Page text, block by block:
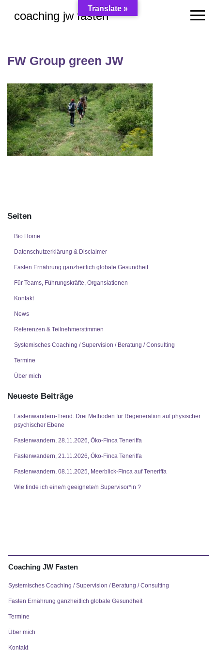
coaching jw fasten
FW Group green JW
Seiten
Bio Home
Datenschutzerklärung & Disclaimer
Fasten Ernährung ganzheitlich globale Gesundheit
Für Teams, Führungskräfte, Organsiationen
Kontakt
News
Referenzen & Teilnehmerstimmen
Systemisches Coaching / Supervision / Beratung / Consulting
Termine
Über mich
Neueste Beiträge
Fastenwandern-Trend: Drei Methoden für Regeneration auf physischer
psychischer Ebene
Fastenwandern, 28.11.2026, Öko-Finca Teneriffa
Fastenwandern, 21.11.2026, Öko-Finca Teneriffa
Fastenwandern, 08.11.2025, Meerblick-Finca auf Teneriffa
Wie finde ich eine/n geeignete/n Supervisor*in ?
Coaching JW Fasten
Systemisches Coaching / Supervision / Beratung / Consulting
Fasten Ernährung ganzheitlich globale Gesundheit
Termine
Über mich
Kontakt
Translate »